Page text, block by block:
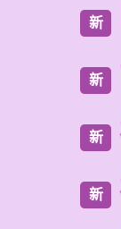
新
新
新
新